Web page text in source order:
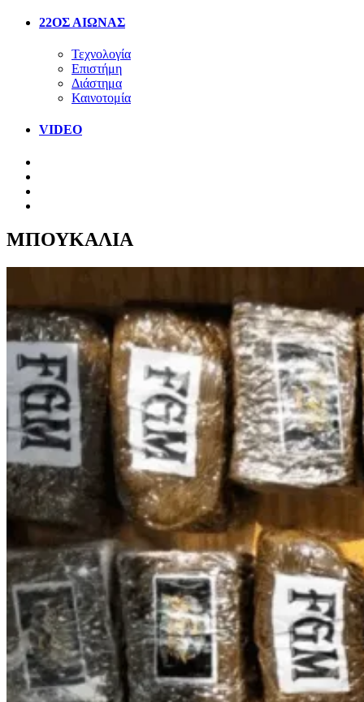
22ΟΣ ΑΙΩΝΑΣ
Τεχνολογία
Επιστήμη
Διάστημα
Καινοτομία
VIDEO
ΜΠΟΥΚΑΛΙΑ